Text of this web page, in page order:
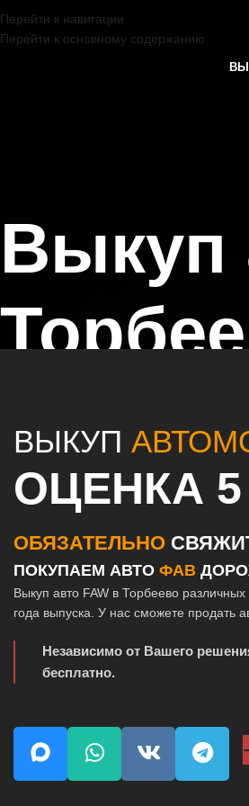
Перейти к навигации
Перейти к основному содержанию
Выкуп
ВЫКУП
ОЦЕНКА
ОБЯЗАТЕЛЬНО
ПОКУПАЕМ АВТО ФАВ
Выкуп авто FAW в Торбеево
года выпуска. У нас сможете продать
Независимо от Вашего
бесплатно.